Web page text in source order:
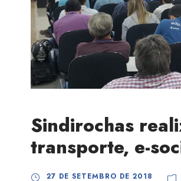
Sindirochas
transporte, e-
27 DE SETEMBRO DE 2018